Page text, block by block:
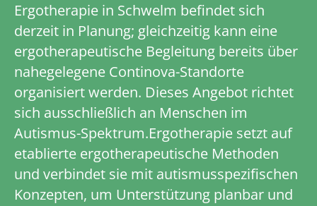
Ergotherapie in Schwelm befindet sich
derzeit in Planung; gleichzeitig kann eine
ergotherapeutische Begleitung bereits über
nahegelegene Continova-Standorte
organisiert werden. Dieses Angebot richtet
sich ausschließlich an Menschen im
Autismus-Spektrum.Ergotherapie setzt auf
etablierte ergotherapeutische Methoden
und verbindet sie mit autismus­spezifischen
Konzepten, um Unterstützung planbar und